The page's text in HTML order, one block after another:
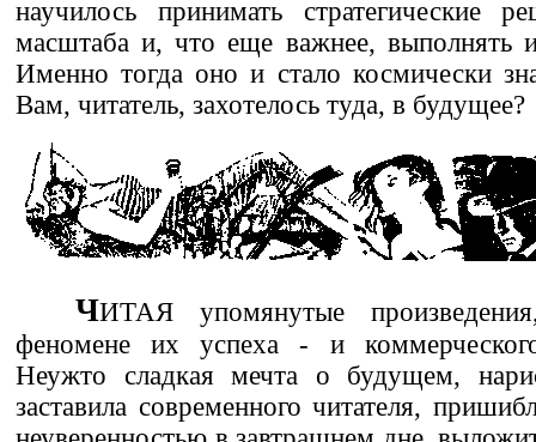
научилось принимать стратегические
масштаба и, что еще важнее, выполнять
Именно тогда оно и стало космически
Вам, читатель, захотелось туда, в будущее?
ЧИТАЯ упомянутые
феномене их успеха - и
Неужто сладкая мечта о будущем,
заставила современного читателя,